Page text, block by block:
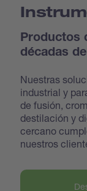
Productos
décadas
Nuestras
industrial y
de fusión,
destilación y
cercano
nuestros